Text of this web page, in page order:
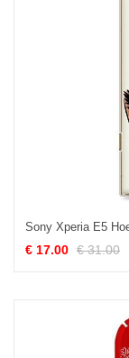
€ 17.00 € 31.00